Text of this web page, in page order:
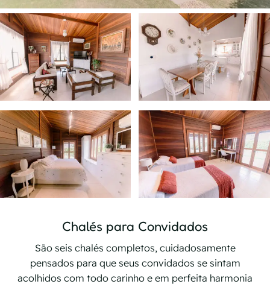
Chalés para Convidados
São seis chalés completos, cuidadosamente
pensados para que seus convidados se sintam
acolhidos com todo carinho e em perfeita harmonia